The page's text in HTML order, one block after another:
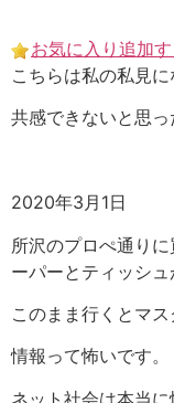
content
お気に入り追加す
こちらは私の私見に
共感できないと思っ
2020年3月1日
所沢のプロぺ通り
ーパーとティッシュ
このまま行くとマス
情報って怖いです。
ネット社会は本当に